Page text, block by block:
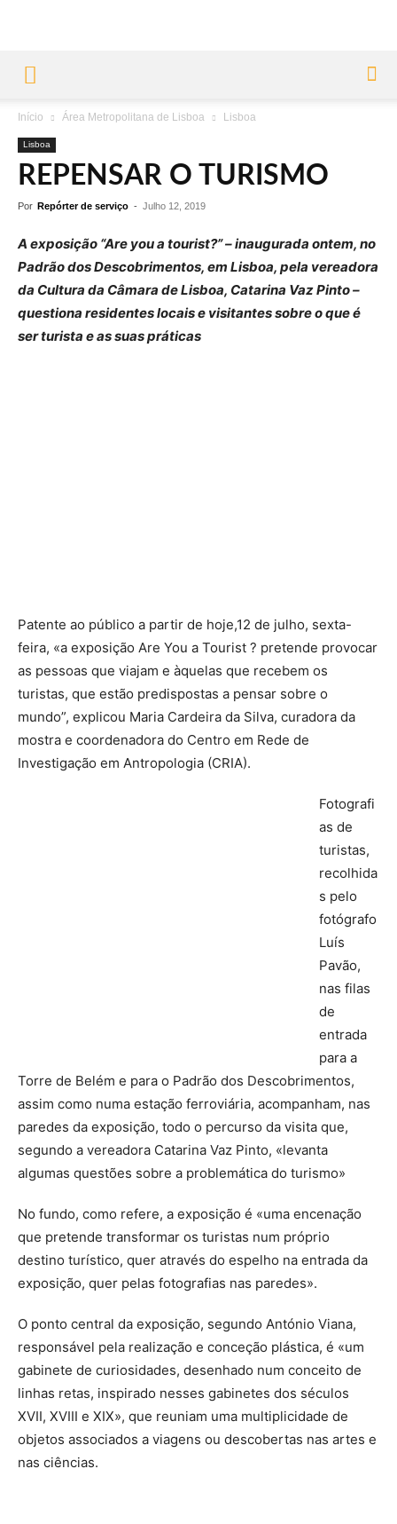
Início Área Metropolitana de Lisboa Lisboa
Lisboa
REPENSAR O TURISMO
Por Repórter de serviço - Julho 12, 2019
A exposição “Are you a tourist?” – inaugurada ontem, no
Padrão dos Descobrimentos, em Lisboa, pela vereadora
da Cultura da Câmara de Lisboa, Catarina Vaz Pinto –
questiona residentes locais e visitantes sobre o que é
ser turista e as suas práticas
Patente ao público a partir de hoje,12 de julho, sexta-
feira, «a exposição Are You a Tourist ? pretende provocar
as pessoas que viajam e àquelas que recebem os
turistas, que estão predispostas a pensar sobre o
mundo”, explicou Maria Cardeira da Silva, curadora da
mostra e coordenadora do Centro em Rede de
Investigação em Antropologia (CRIA).
Fotografi
as de
turistas,
recolhida
s pelo
fotógrafo
Luís
Pavão,
nas filas
de
entrada
para a
Torre de Belém e para o Padrão dos Descobrimentos,
assim como numa estação ferroviária, acompanham, nas
paredes da exposição, todo o percurso da visita que,
segundo a vereadora Catarina Vaz Pinto, «levanta
algumas questões sobre a problemática do turismo»
No fundo, como refere, a exposição é «uma encenação
que pretende transformar os turistas num próprio
destino turístico, quer através do espelho na entrada da
exposição, quer pelas fotografias nas paredes».
O ponto central da exposição, segundo António Viana,
responsável pela realização e conceção plástica, é «um
gabinete de curiosidades, desenhado num conceito de
linhas retas, inspirado nesses gabinetes dos séculos
XVII, XVIII e XIX», que reuniam uma multiplicidade de
objetos associados a viagens ou descobertas nas artes e
nas ciências.